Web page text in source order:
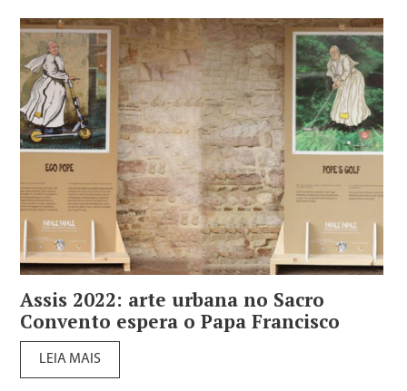
Assis 2022: arte urbana no Sacro
Convento espera o Papa Francisco
LEIA MAIS